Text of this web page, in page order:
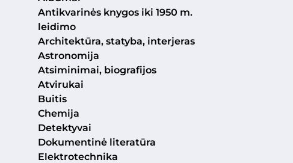
Antikvarinės knygos iki 1950 m.
leidimo
Architektūra, statyba, interjeras
Astronomija
Atsiminimai, biografijos
Atvirukai
Buitis
Chemija
Detektyvai
Dokumentinė literatūra
Elektrotechnika